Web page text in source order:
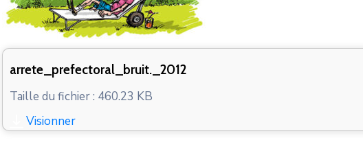
arrete_prefectoral_bruit._2012
Taille du fichier : 460.23 KB
Visionner